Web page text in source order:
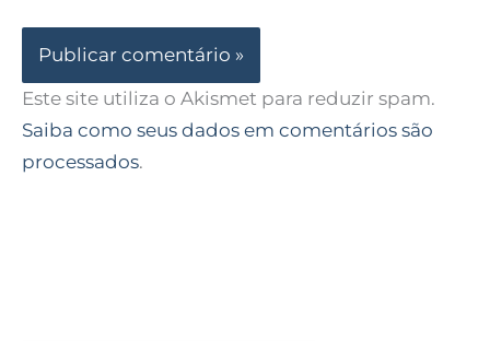
Este site utiliza o Akismet para reduzir spam.
Saiba como seus dados em comentários são
processados.